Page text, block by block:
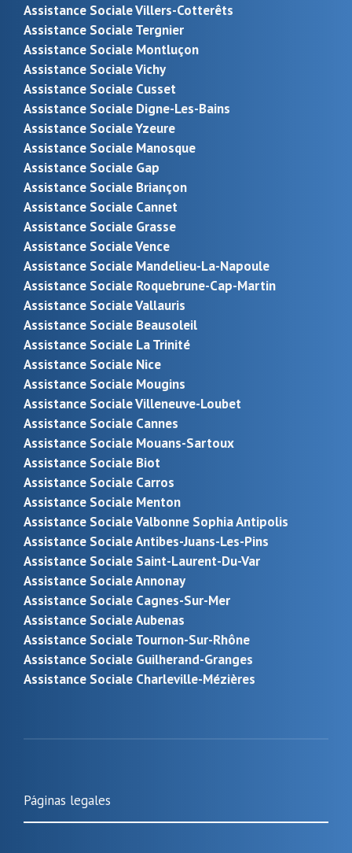
Assistance Sociale Villers-Cotterêts
Assistance Sociale Tergnier
Assistance Sociale Montluçon
Assistance Sociale Vichy
Assistance Sociale Cusset
Assistance Sociale Digne-Les-Bains
Assistance Sociale Yzeure
Assistance Sociale Manosque
Assistance Sociale Gap
Assistance Sociale Briançon
Assistance Sociale Cannet
Assistance Sociale Grasse
Assistance Sociale Vence
Assistance Sociale Mandelieu-La-Napoule
Assistance Sociale Roquebrune-Cap-Martin
Assistance Sociale Vallauris
Assistance Sociale Beausoleil
Assistance Sociale La Trinité
Assistance Sociale Nice
Assistance Sociale Mougins
Assistance Sociale Villeneuve-Loubet
Assistance Sociale Cannes
Assistance Sociale Mouans-Sartoux
Assistance Sociale Biot
Assistance Sociale Carros
Assistance Sociale Menton
Assistance Sociale Valbonne Sophia Antipolis
Assistance Sociale Antibes-Juans-Les-Pins
Assistance Sociale Saint-Laurent-Du-Var
Assistance Sociale Annonay
Assistance Sociale Cagnes-Sur-Mer
Assistance Sociale Aubenas
Assistance Sociale Tournon-Sur-Rhône
Assistance Sociale Guilherand-Granges
Assistance Sociale Charleville-Mézières
Páginas legales